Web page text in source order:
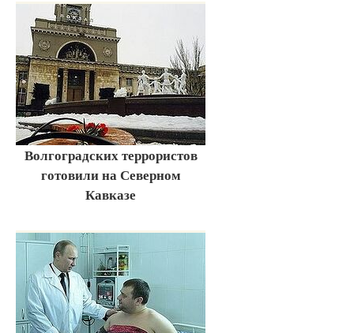
Волгоградских террористов
готовили на Северном
Кавказе